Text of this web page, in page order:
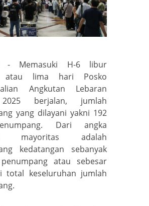
- Memasuki H-6 libur
atau lima hari Posko
Angkutan Lebaran
berjalan, jumlah
yang dilayani yakni 192
Dari angka
mayoritas adalah
kedatangan sebanyak
penumpang atau sebesar
total keseluruhan jumlah